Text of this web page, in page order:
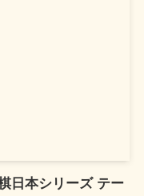
日本シリーズ テー